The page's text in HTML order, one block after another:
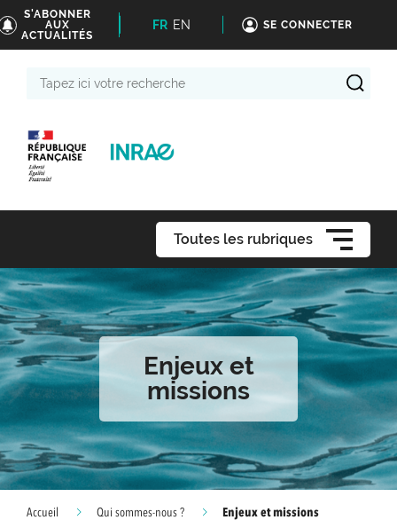
S'ABONNER
AUX
ACTUALITÉS
FR EN SE CONNECTER
Toutes les rubriques
Enjeux et
missions
Accueil Qui sommes-nous ? Enjeux et missions